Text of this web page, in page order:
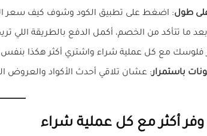
طول: اضغط على تطبيق الكود وشوف كيف سعر
ما تتأكد من الخصم، أكمل الدفع بالطريقة اللي
فلوسك مع كل عملية شراء واشتري أكثر هكذا بنفس
باستمرار: عشان تلاقي أحدث الأكواد والعروض
أكثر مع كل عملية شراء